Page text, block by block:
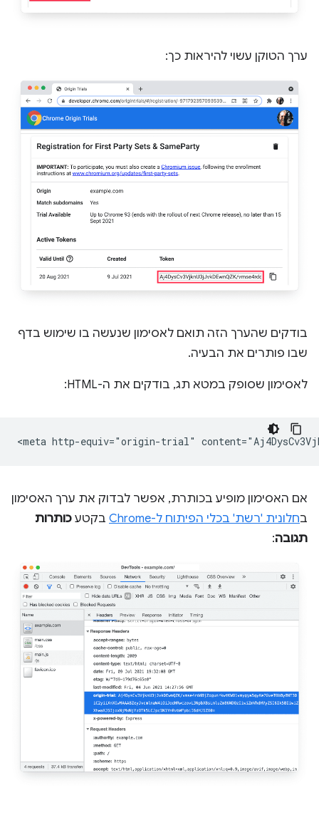
ערך הטוקן עשוי להיראות כך:
בודקים שהערך הזה תואם לאסימון שנעשה בו שימוש בדף
שבו פותרים את הבעיה.
לאסימון שסופק במטא תג, בודקים את ה-HTML:
אם האסימון מופיע בכותרת, אפשר לבדוק את ערך האסימון
בחלונית 'רשת' בכלי הפיתוח ל-Chrome בקטע כותרות
תגובה: